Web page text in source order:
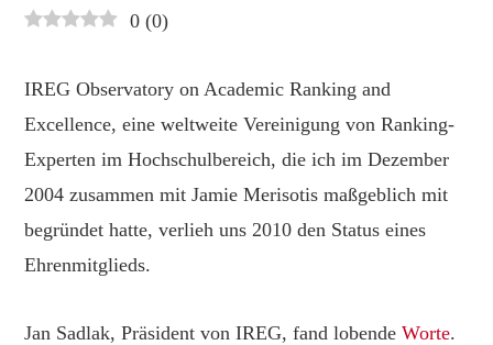
0 (0)
IREG Observatory on Academic Ranking and
Excellence, eine weltweite Vereinigung von Ranking-
Experten im Hochschulbereich, die ich im Dezember
2004 zusammen mit Jamie Merisotis maßgeblich mit
begründet hatte, verlieh uns 2010 den Status eines
Ehrenmitglieds.
Jan Sadlak, Präsident von IREG, fand lobendeWorte.